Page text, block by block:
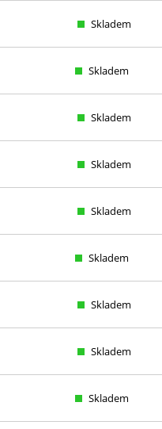
Skladem
Skladem
Skladem
Skladem
Skladem
Skladem
Skladem
Skladem
Skladem